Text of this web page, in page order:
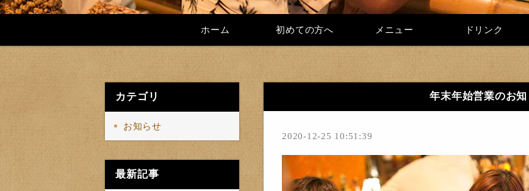
ホーム 初めての方へ メニュー ドリンク
カテゴリ
お知らせ
最新記事
年末年始営業のお
2020-12-25 10:51:39